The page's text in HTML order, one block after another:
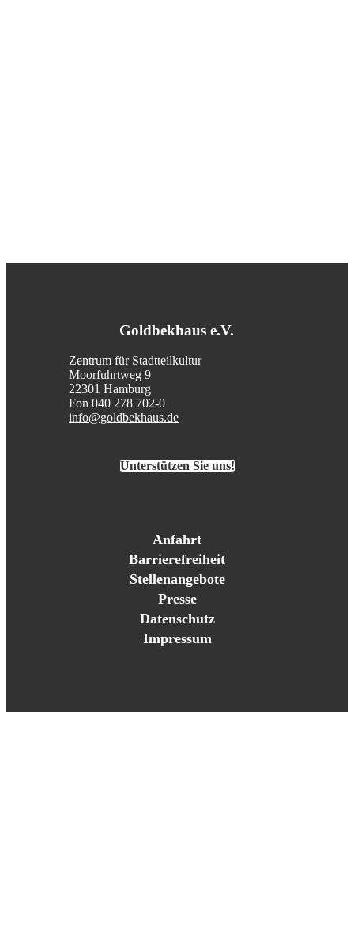
Goldbekhaus e.V.
Zentrum für Stadtteilkultur
Moorfuhrtweg 9
22301 Hamburg
Fon 040 278 702-0
info@goldbekhaus.de
Unterstützen Sie uns!
Anfahrt
Barrierefreiheit
Stellenangebote
Presse
Datenschutz
Impressum